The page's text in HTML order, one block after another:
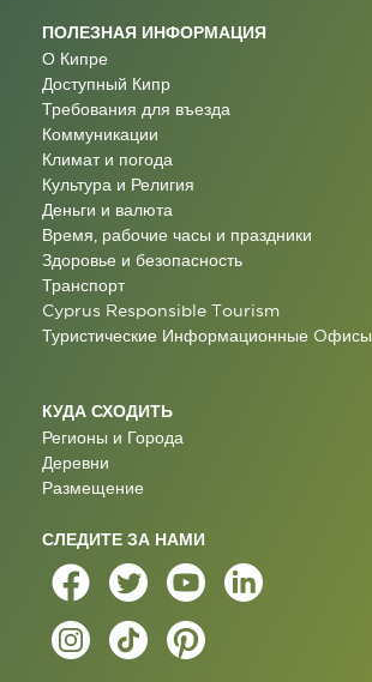
ПОЛЕЗНАЯ ИНФОРМАЦИЯ
О Кипре
Доступный Кипр
Требования для въезда
Коммуникации
Климат и погода
Культура и Религия
Деньги и валюта
Время, рабочие часы и праздники
Здоровье и безопасность
Транспорт
Cyprus Responsible Tourism
Туристические Информационные Oфисы
КУДА СХОДИТЬ
Регионы и Города
Деревни
Размещение
СЛЕДИТЕ ЗА НАМИ